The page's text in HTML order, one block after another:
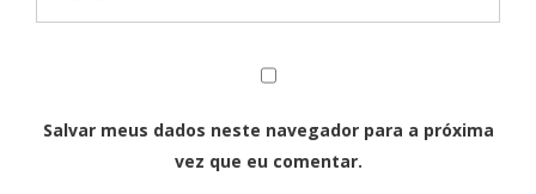
Salvar meus dados neste navegador para a próxima
vez que eu comentar.